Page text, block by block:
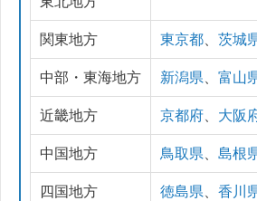
関東地方 東京都 茨城
中部・東海地方 新潟県 富山
近畿地方 京都府 大阪
中国地方 鳥取県 島根
四国地方 徳島県 香川